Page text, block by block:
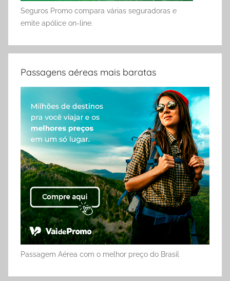
Seguros Promo compara várias seguradoras e
emite apólice on-line.
Passagens aéreas mais baratas
Passagem Aérea com o melhor preço do Brasil